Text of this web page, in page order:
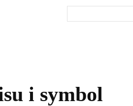
Reportaż KonkursyWięcej
i symbol